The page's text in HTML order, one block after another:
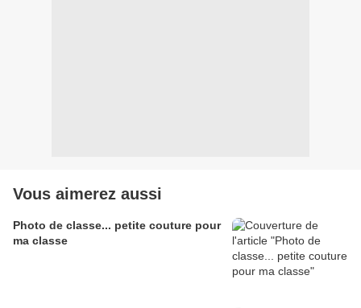
Vous aimerez aussi
Photo de classe... petite couture pour
ma classe